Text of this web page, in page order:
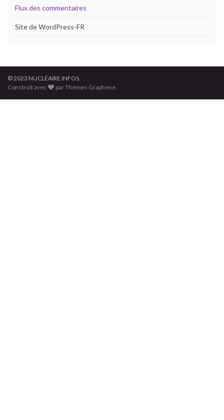
Flux des commentaires
Site de WordPress-FR
© 2023 NUCLÉAIRE INFOS.
Construit avec
par Thèmes Graphene.